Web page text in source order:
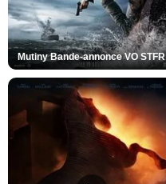
Mutiny Bande-annonce VO STFR